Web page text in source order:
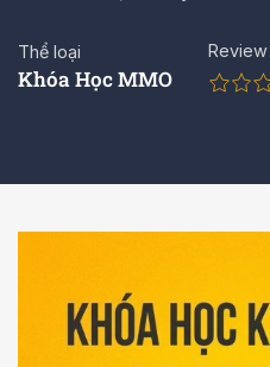
Thể loại
Khóa Học MMO
Review